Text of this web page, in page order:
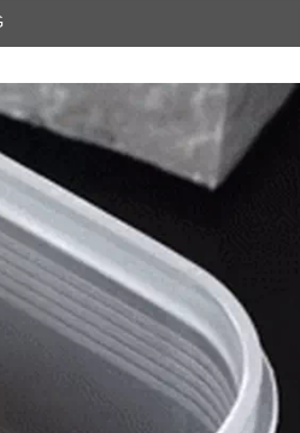
TẾ
- Ngân
vĩ mô
doanh
thị
và dư
Giáo dục
Văn hoá
Môi trường